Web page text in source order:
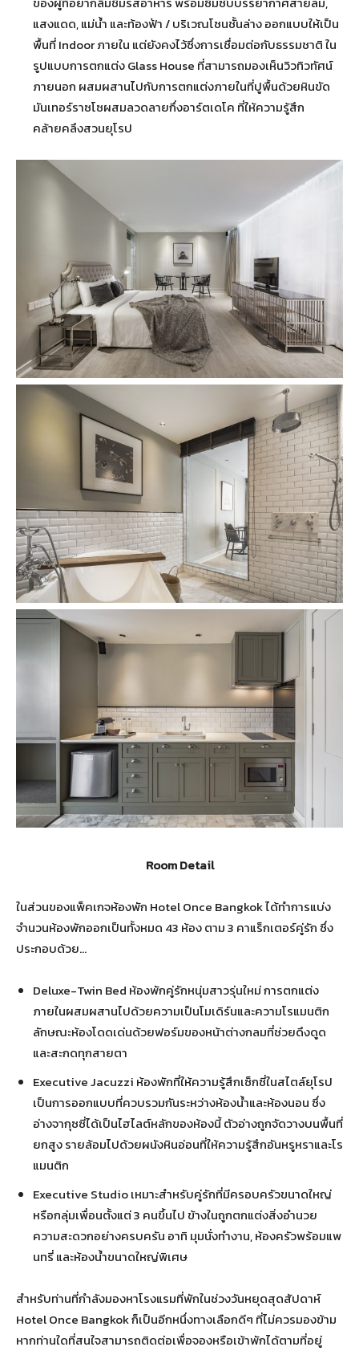
แสงแดด, แม่น้ำ และท้องฟ้า / บริเวณโซนชั้นล่าง ออกแบบให้เป็น
พื้นที่ Indoor ภายใน แต่ยังคงไว้ซึ่งการเชื่อมต่อกับธรรมชาติ ใน
รูปแบบการตกแต่ง Glass House ที่สามารถมองเห็นวิวทิวทัศน์
ภายนอก ผสมผสานไปกับการตกแต่งภายในที่ปูพื้นด้วยหินขัด
มันเทอร์ราซโซผสมลวดลายกึ่งอาร์ตเดโค ที่ให้ความรู้สึก
คล้ายคลึงสวนยุโรป
Room Detail
ในส่วนของแพ็คเกจห้องพัก Hotel Once Bangkok ได้ทำการแบ่ง
จำนวนห้องพักออกเป็นทั้งหมด 43 ห้อง ตาม 3 คาแร็กเตอร์คู่รัก ซึ่ง
ประกอบด้วย…
Deluxe-Twin Bed ห้องพักคู่รักหนุ่มสาวรุ่นใหม่ การตกแต่ง
ภายในผสมผสานไปด้วยความเป็นโมเดิร์นและความโรแมนติก
ลักษณะห้องโดดเด่นด้วยฟอร์มของหน้าต่างกลมที่ช่วยดึงดูด
และสะกดทุกสายตา
Executive Jacuzzi ห้องพักที่ให้ความรู้สึกเซ็กซี่ในสไตล์ยุโรป
เป็นการออกแบบที่ควบรวมกันระหว่างห้องน้ำและห้องนอน ซึ่ง
อ่างจากุซซี่ได้เป็นไฮไลต์หลักของห้องนี้ ตัวอ่างถูกจัดวางบนพื้นที่
ยกสูง รายล้อมไปด้วยผนังหินอ่อนที่ให้ความรู้สึกอันหรูหราและโร
แมนติก
Executive Studio เหมาะสำหรับคู่รักที่มีครอบครัวขนาดใหญ่
หรือกลุ่มเพื่อนตั้งแต่ 3 คนขึ้นไป ข้างในถูกตกแต่งสิ่งอำนวย
ความสะดวกอย่างครบครัน อาทิ มุมนั่งทำงาน, ห้องครัวพร้อมแพ
นทรี่ และห้องน้ำขนาดใหญ่พิเศษ
สำหรับท่านที่กำลังมองหาโรงแรมที่พักในช่วงวันหยุดสุดสัปดาห์
Hotel Once Bangkok ก็เป็นอีกหนึ่งทางเลือกดีๆ ที่ไม่ควรมองข้าม
หากท่านใดที่สนใจสามารถติดต่อเพื่อจองหรือเข้าพักได้ตามที่อยู่